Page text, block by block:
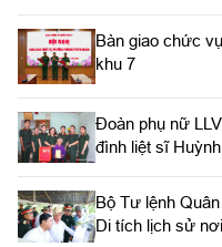
Bàn giao chức
khu 7
Đoàn phụ nữ
đình liệt sĩ
Bộ Tư lệnh
Di tích lịch sử